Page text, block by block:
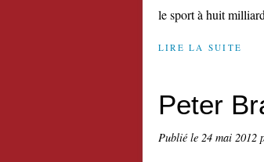
le sport à huit
LIRE LA SUITE
Peter
Publié le 24 mai 2012